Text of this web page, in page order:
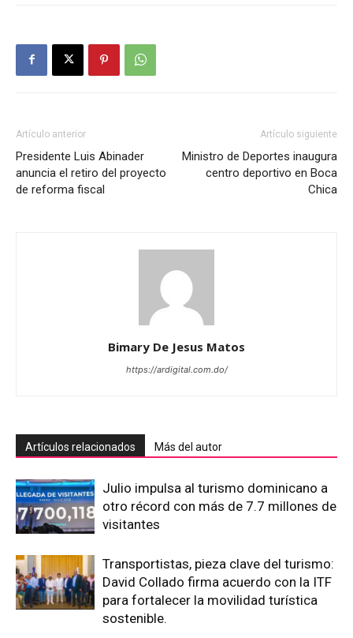
Artículo anterior
Presidente Luis Abinader
anuncia el retiro del proyecto
de reforma fiscal
Artículo siguiente
Ministro de Deportes inaugura
centro deportivo en Boca
Chica
Bimary De Jesus Matos
https://ardigital.com.do/
Artículos relacionados Más del autor
Julio impulsa al turismo dominicano a
otro récord con más de 7.7 millones de
visitantes
Transportistas, pieza clave del turismo:
David Collado firma acuerdo con la ITF
para fortalecer la movilidad turística
sostenible.